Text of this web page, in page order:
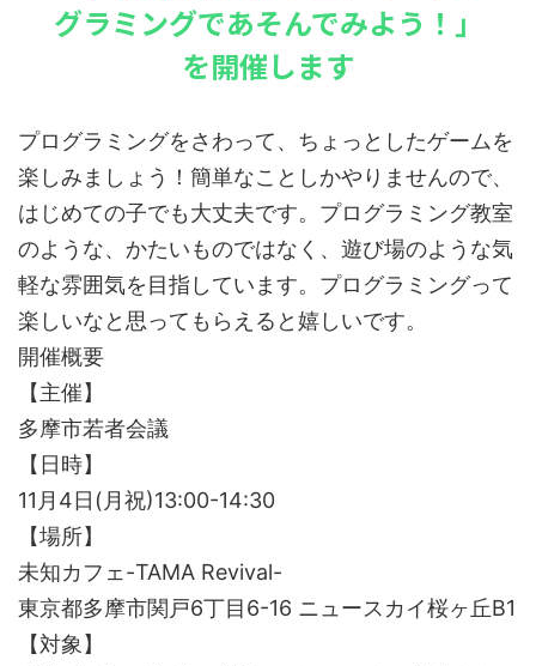
グラミングであそんでみよう！」
を開催します
プログラミングをさわって、ちょっとしたゲームを
楽しみましょう！簡単なことしかやりませんので、
はじめての子でも大丈夫です。プログラミング教室
のような、かたいものではなく、遊び場のような気
軽な雰囲気を目指しています。プログラミングって
楽しいなと思ってもらえると嬉しいです。
開催概要
【主催】
多摩市若者会議
【日時】
11月4日(月祝)13:00-14:30
【場所】
未知カフェ-TAMA Revival-
東京都多摩市関戸6丁目6-16 ニュースカイ桜ヶ丘B1
【対象】